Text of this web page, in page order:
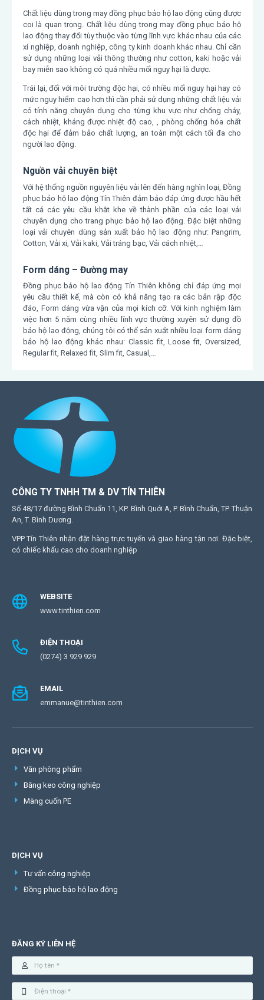
Chất liệu dùng trong may đồng phục bảo hộ lao động cũng được
coi là quan trọng. Chất liệu dùng trong may đồng phục bảo hộ
lao động thay đổi tùy thuộc vào từng lĩnh vực khác nhau của các
xí nghiệp, doanh nghiệp, công ty kinh doanh khác nhau. Chỉ cần
sử dụng những loại vải thông thường như cotton, kaki hoặc vải
bay miễn sao không có quá nhiều mối nguy hại là được.
Trái lại, đối với môi trường độc hại, có nhiều mối nguy hại hay có
mức nguy hiểm cao hơn thì cần phải sử dụng những chất liệu vải
có tính năng chuyên dụng cho từng khu vực như chống cháy,
cách nhiệt, kháng được nhiệt độ cao, , phòng chống hóa chất
độc hại để đảm bảo chất lượng, an toàn một cách tối đa cho
người lao động.
Nguồn vải chuyên biệt
Với hệ thống nguồn nguyên liệu vải lên đến hàng nghìn loại, Đồng
phục bảo hộ lao động Tín Thiên đảm bảo đáp ứng được hầu hết
tất cả các yêu cầu khắt khe về thành phần của các loại vải
chuyên dụng cho trang phục bảo hộ lao động. Đặc biệt những
loại vải chuyên dùng sản xuất bảo hộ lao động như: Pangrim,
Cotton, Vải xi, Vải kaki, Vải tráng bạc, Vải cách nhiệt,…
Form dáng – Đường may
Đồng phục bảo hộ lao động Tín Thiên không chỉ đáp ứng mọi
yêu cầu thiết kế, mà còn có khả năng tạo ra các bản rập độc
đáo, Form dáng vừa vặn của mọi kích cỡ. Với kinh nghiệm làm
việc hơn 5 năm cùng nhiều lĩnh vực thường xuyên sử dụng đồ
bảo hộ lao động, chúng tôi có thể sản xuất nhiều loại form dáng
bảo hộ lao động khác nhau: Classic fit, Loose fit, Oversized,
Regular fit, Relaxed fit, Slim fit, Casual,…
CÔNG TY TNHH TM & DV TÍN THIÊN
Số 48/17 đường Bình Chuẩn 11, KP. Bình Quới A, P. Bình Chuẩn, TP. Thuận
An, T. Bình Dương.
VPP Tín Thiên nhận đặt hàng trực tuyến và giao hàng tận nơi. Đặc biệt,
có chiếc khấu cao cho doanh nghiệp
WEBSITE
www.tinthien.com
ĐIỆN THOẠI
(0274) 3 929 929
EMAIL
emmanue@tinthien.com
DỊCH VỤ
Văn phòng phẩm
Băng keo công nghiệp
Màng cuốn PE
DỊCH VỤ
Tư vấn công nghiệp
Đồng phục bảo hộ lao động
ĐĂNG KÝ LIÊN HỆ